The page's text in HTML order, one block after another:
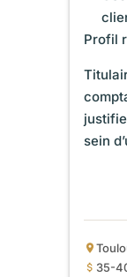
Profil
sein
35-